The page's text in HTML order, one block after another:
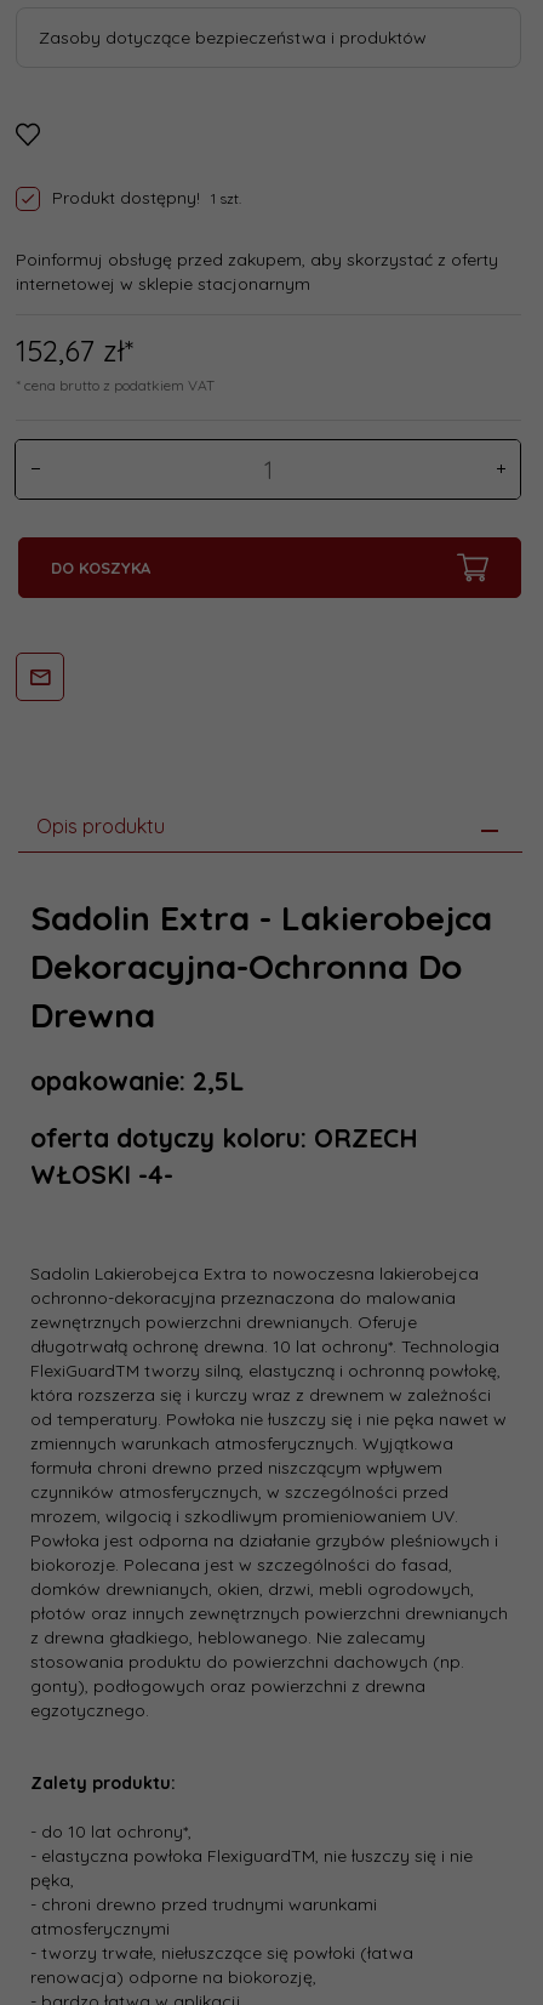
Zasoby dotyczące bezpieczeństwa i produktów
Produkt dostępny! 1 szt.
Poinformuj obsługę przed zakupem, aby skorzystać z oferty
internetowej w sklepie stacjonarnym
152,67 zł*
* cena brutto z podatkiem VAT
DO KOSZYKA
Opis produktu
Sadolin Extra - Lakierobejca
Dekoracyjna-Ochronna Do
Drewna
opakowanie: 2,5L
oferta dotyczy koloru: ORZECH
WŁOSKI -4-
Sadolin Lakierobejca Extra to nowoczesna lakierobejca
ochronno-dekoracyjna przeznaczona do malowania
zewnętrznych powierzchni drewnianych. Oferuje
długotrwałą ochronę drewna. 10 lat ochrony*. Technologia
FlexiGuardTM tworzy silną, elastyczną i ochronną powłokę,
która rozszerza się i kurczy wraz z drewnem w zależności
od temperatury. Powłoka nie łuszczy się i nie pęka nawet w
zmiennych warunkach atmosferycznych. Wyjątkowa
formuła chroni drewno przed niszczącym wpływem
czynników atmosferycznych, w szczególności przed
mrozem, wilgocią i szkodliwym promieniowaniem UV.
Powłoka jest odporna na działanie grzybów pleśniowych i
biokorozje. Polecana jest w szczególności do fasad,
domków drewnianych, okien, drzwi, mebli ogrodowych,
płotów oraz innych zewnętrznych powierzchni drewnianych
z drewna gładkiego, heblowanego. Nie zalecamy
stosowania produktu do powierzchni dachowych (np.
gonty), podłogowych oraz powierzchni z drewna
egzotycznego.
Zalety produktu:
- do 10 lat ochrony*,
- elastyczna powłoka FlexiguardTM, nie łuszczy się i nie
pęka,
- chroni drewno przed trudnymi warunkami
atmosferycznymi
- tworzy trwałe, niełuszczące się powłoki (łatwa
renowacja) odporne na biokorozję,